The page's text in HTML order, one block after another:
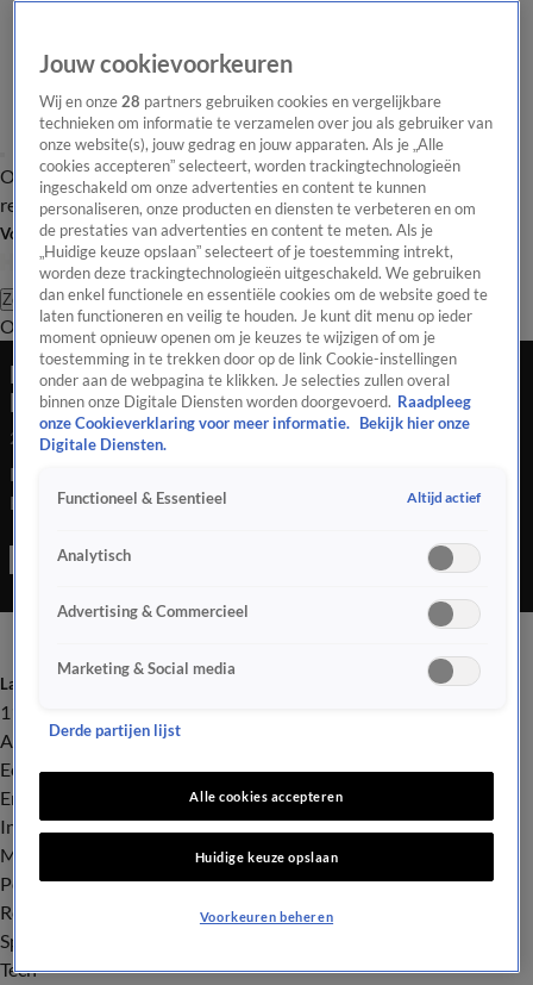
Overzicht Laatste nieuws Regionieuws Het beste van Hart
Tip de
redactie
Volg Hart van Nederland
Zoeken
OverzichtRegioUitzendingenWeerTip de redactiePanelVideo's
Evacuatie heel dorp, maar bom Breskens blijkt
leeg
2 juni 2026, 18:32
De bom die in maart op de Crijnssenlaan in het Zeeuwse
Breskens werd gevonden, blijkt leeg te zijn. Dat meldt de
geprobeerd de 500-ponder tot ontploffing te brengen, maar
Laatste nieuws
112
Advies & Tips
Economie
Entertainment
Infrastructuur
Milieu en Gezondheid
Politiek
Royalty
Sport
Tech
Jouw cookievoorkeuren
Wij en onze28 partners gebruiken cookies en vergelijkbare
technieken om informatie te verzamelen over jou als gebruiker van
onze website(s), jouw gedrag en jouw apparaten. Als je „Alle
cookies accepteren” selecteert, worden trackingtechnologieën
ingeschakeld om onze advertenties en content te kunnen
personaliseren, onze producten en diensten te verbeteren en om
de prestaties van advertenties en content te meten. Als je
„Huidige keuze opslaan” selecteert of je toestemming intrekt,
worden deze trackingtechnologieën uitgeschakeld. We gebruiken
dan enkel functionele en essentiële cookies om de website goed te
laten functioneren en veilig te houden. Je kunt dit menu op ieder
moment opnieuw openen om je keuzes te wijzigen of om je
toestemming in te trekken door op de link Cookie-instellingen
onder aan de webpagina te klikken. Je selecties zullen overal
binnen onze Digitale Diensten worden doorgevoerd. Raadpleeg
onze Cookieverklaring voor meer informatie.
Bekijk hier onze
Digitale Diensten.
Functioneel & Essentieel Altijd actief
Analytisch
Advertising & Commercieel
Marketing & Social media
Derde partijen lijst
Alle cookies accepteren
Huidige keuze opslaan
Voorkeuren beheren